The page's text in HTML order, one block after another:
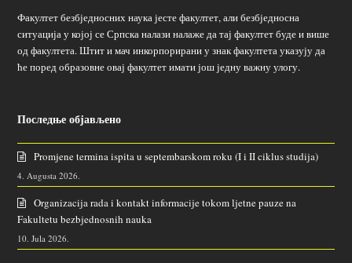
Факултет безбједносних наука јесте факултет, али безбједносна
ситуација у којој се Српска налази налаже да тај факултет буде и више
од факултета. Штит и мач инкорпорирани у знак факултета указују да
ће поред образовне овај факултет имати још једну важну улогу.
Последње објављено
Promjene termina ispita u septembarskom roku (I i II ciklus studija)
4. Augusta 2026.
Organizacija rada i kontakt informacije tokom ljetne pauze na
Fakultetu bezbjednosnih nauka
10. Jula 2026.